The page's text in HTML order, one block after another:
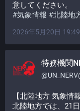
意してください。
#気象情報 #北陸地
2026年5月20日 19:49
特務機関
@
【北陸地方 気象情
北陸地方では、21